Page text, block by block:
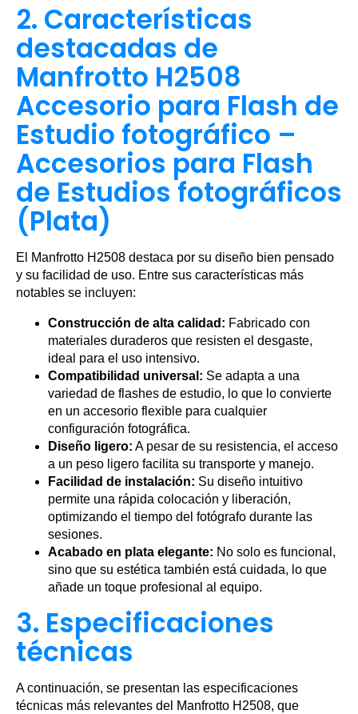
2. Características
destacadas de
Manfrotto H2508
Accesorio para Flash de
Estudio fotográfico –
Accesorios para Flash
de Estudios fotográficos
(Plata)
El Manfrotto H2508 destaca por su diseño bien pensado
y su facilidad de uso. Entre sus características más
notables se incluyen:
Construcción de alta calidad: Fabricado con
materiales duraderos que resisten el desgaste,
ideal para el uso intensivo.
Compatibilidad universal: Se adapta a una
variedad de flashes de estudio, lo que lo convierte
en un accesorio flexible para cualquier
configuración fotográfica.
Diseño ligero: A pesar de su resistencia, el acceso
a un peso ligero facilita su transporte y manejo.
Facilidad de instalación: Su diseño intuitivo
permite una rápida colocación y liberación,
optimizando el tiempo del fotógrafo durante las
sesiones.
Acabado en plata elegante: No solo es funcional,
sino que su estética también está cuidada, lo que
añade un toque profesional al equipo.
3. Especificaciones
técnicas
A continuación, se presentan las especificaciones
técnicas más relevantes del Manfrotto H2508, que